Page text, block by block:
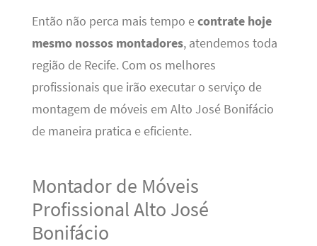
Então não perca mais tempo econtrate hoje
mesmo nossos montadores, atendemos toda
região de Recife. Com os melhores
profissionais que irão executar o serviço de
montagem de móveis em Alto José Bonifácio
de maneira pratica e eficiente.
Montador de Móveis
Profissional Alto José
Bonifácio